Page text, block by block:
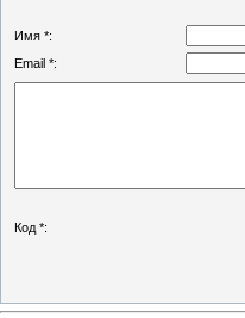
Имя *:
Email *:
Код *: